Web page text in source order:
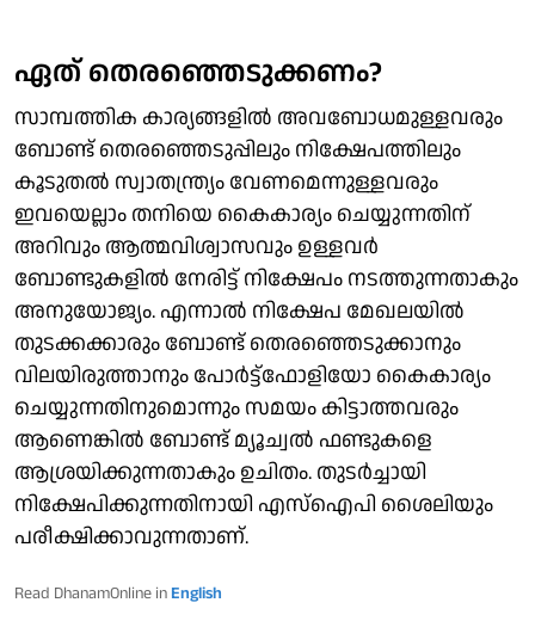
ഏത് തെരഞ്ഞെടുക്കണം?
സാമ്പത്തിക കാര്യങ്ങളിൽ അവബോധമുള്ളവരും
ബോണ്ട് തെരഞ്ഞെടുപ്പിലും നിക്ഷേപത്തിലും
കൂടുതൽ സ്വാതന്ത്ര്യം വേണമെന്നുള്ളവരും
ഇവയെല്ലാം തനിയെ കൈകാര്യം ചെയ്യുന്നതിന്
അറിവും ആത്മവിശ്വാസവും ഉള്ളവർ
ബോണ്ടുകളിൽ നേരിട്ട് നിക്ഷേപം നടത്തുന്നതാകും
അനുയോജ്യം. എന്നാൽ നിക്ഷേപ മേഖലയിൽ
തുടക്കക്കാരും ബോണ്ട് തെരഞ്ഞെടുക്കാനും
വിലയിരുത്താനും പോർട്ട്ഫോളിയോ കൈകാര്യം
ചെയ്യുന്നതിനുമൊന്നും സമയം കിട്ടാത്തവരും
ആണെങ്കിൽ ബോണ്ട് മ്യൂച്വൽ ഫണ്ടുകളെ
ആശ്രയിക്കുന്നതാകും ഉചിതം. തുടർച്ചായി
നിക്ഷേപിക്കുന്നതിനായി എസ്ഐപി ശൈലിയും
പരീക്ഷിക്കാവുന്നതാണ്.
Read DhanamOnline in English